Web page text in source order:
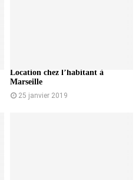
Location chez l’habitant à
Marseille
25 janvier 2019